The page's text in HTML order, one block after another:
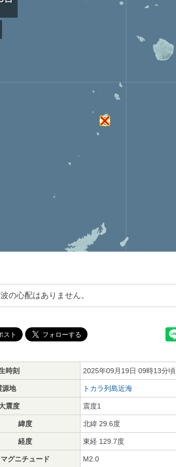
の心配はありません。
時刻 2025年09月19日 09時13分頃
源地 トカラ列島近海
震度 震度1
緯度 北緯 29.6度
経度 東経 129.7度
マグニチュード M2.0